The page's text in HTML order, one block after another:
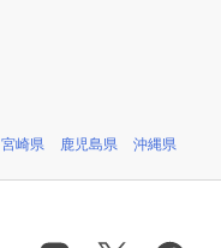
宮崎県 鹿児島県 沖縄県